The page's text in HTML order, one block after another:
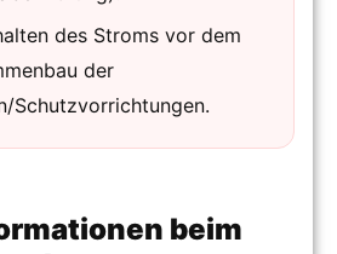
des Stroms vor dem
der
Schutzvorrichtungen.
beim